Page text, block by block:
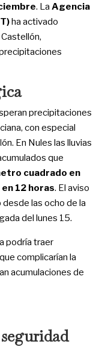
. La Agencia
ha activado
precipitaciones
con especial
En Nules las lluvias
que
cuadrado en
12 horas. El aviso
las ocho de la
del lunes 15.
podría traer
complicarían la
acumulaciones de